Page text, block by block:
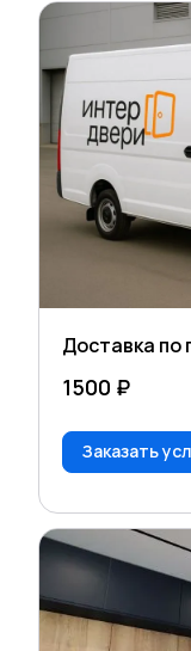
Доставка по
1500 ₽
Заказать